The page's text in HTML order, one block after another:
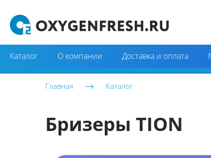
Каталог О компании Доставка и оплата
Главная Каталог
Бризеры TION